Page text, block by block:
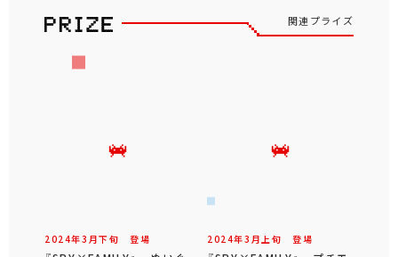
関連プライズ
2024年3 月下旬 登場 2024年3 月 上旬 登場